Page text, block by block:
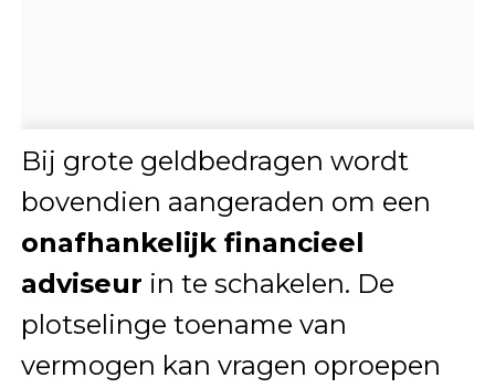
Bij grote geldbedragen wordt
bovendien aangeraden om een
onafhankelijk financieel
adviseur in te schakelen. De
plotselinge toename van
vermogen kan vragen oproepen